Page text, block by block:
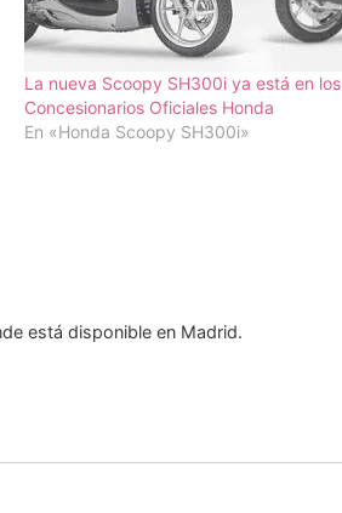
La nueva Scoopy SH300i ya está en los
Concesionarios Oficiales Honda
En «Honda Scoopy SH300i»
está disponible en Madrid.